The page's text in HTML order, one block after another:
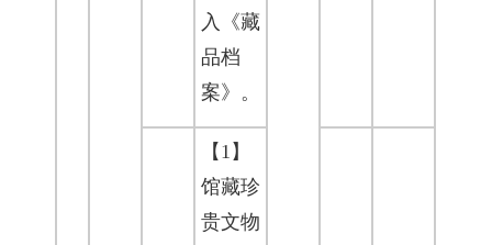
入《藏
品档
案》。
【1】
馆藏珍
贵文物